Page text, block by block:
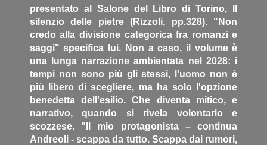
presentato al Salone del Libro di Torino, Il
silenzio delle pietre (Rizzoli, pp.328). "Non
credo alla divisione categorica fra romanzi e
saggi" specifica lui. Non a caso, il volume è
una lunga narrazione ambientata nel 2028: i
tempi non sono più gli stessi, l'uomo non è
più libero di scegliere, ma ha solo l'opzione
benedetta dell'esilio. Che diventa mitico, e
narrativo, quando si rivela volontario e
scozzese. "Il mio protagonista – continua
Andreoli - scappa da tutto. Scappa dai rumori,